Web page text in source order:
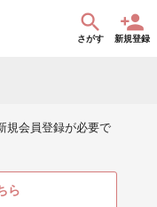
さがす 新規登録
規会員登録が必要で
ら